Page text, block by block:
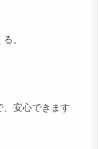
。
、安心できます